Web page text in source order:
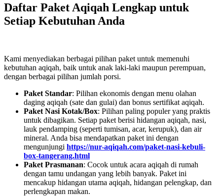
Daftar Paket Aqiqah Lengkap untuk
Setiap Kebutuhan Anda
Kami menyediakan berbagai pilihan paket untuk memenuhi
kebutuhan aqiqah, baik untuk anak laki-laki maupun perempuan,
dengan berbagai pilihan jumlah porsi.
Paket Standar: Pilihan ekonomis dengan menu olahan
daging aqiqah (sate dan gulai) dan bonus sertifikat aqiqah.
Paket Nasi Kotak/Box: Pilihan paling populer yang praktis
untuk dibagikan. Setiap paket berisi hidangan aqiqah, nasi,
lauk pendamping (seperti tumisan, acar, kerupuk), dan air
mineral. Anda bisa mendapatkan paket ini dengan
mengunjungi https://nur-aqiqah.com/paket-nasi-kebuli-
box-tangerang.html
Paket Prasmanan: Cocok untuk acara aqiqah di rumah
dengan tamu undangan yang lebih banyak. Paket ini
mencakup hidangan utama aqiqah, hidangan pelengkap, dan
perlengkapan makan.